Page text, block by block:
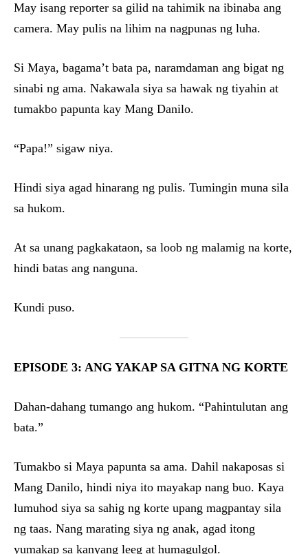
May isang reporter sa gilid na tahimik na ibinaba ang
camera. May pulis na lihim na nagpunas ng luha.
Si Maya, bagama’t bata pa, naramdaman ang bigat ng
sinabi ng ama. Nakawala siya sa hawak ng tiyahin at
tumakbo papunta kay Mang Danilo.
“Papa!” sigaw niya.
Hindi siya agad hinarang ng pulis. Tumingin muna sila
sa hukom.
At sa unang pagkakataon, sa loob ng malamig na korte,
hindi batas ang nanguna.
Kundi puso.
EPISODE 3: ANG YAKAP SA GITNA NG KORTE
Dahan-dahang tumango ang hukom. “Pahintulutan ang
bata.”
Tumakbo si Maya papunta sa ama. Dahil nakaposas si
Mang Danilo, hindi niya ito mayakap nang buo. Kaya
lumuhod siya sa sahig ng korte upang magpantay sila
ng taas. Nang marating siya ng anak, agad itong
yumakap sa kanyang leeg at humagulgol.